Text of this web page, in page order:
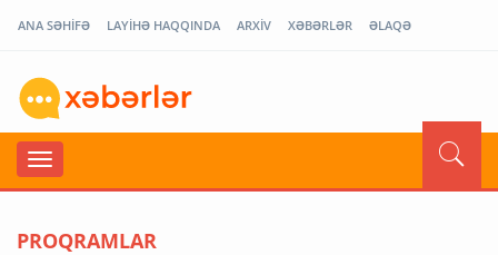
ANA SƏHİFƏ LAYİHƏ HAQQINDA ARXİV XƏBƏRLƏR ƏLAQƏ
PROQRAMLAR